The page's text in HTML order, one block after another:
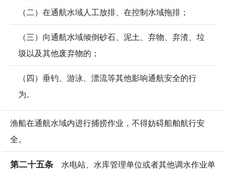
（二）在通航水域人工放排、在控制水域拖排；
（三）向通航水域倾倒砂石、泥土、弃物、弃渣、垃
圾以及其他废弃物的；
（四）垂钓、游泳、漂流等其他影响通航安全的行
为。
渔船在通航水域内进行捕捞作业，不得妨碍船舶航行安
全。
第二十五条 水电站、水库管理单位或者其他调水作业单